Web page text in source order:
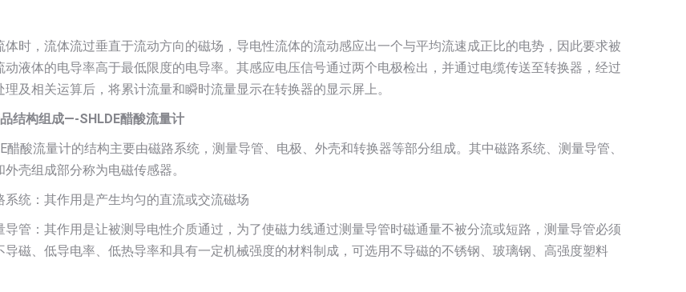
体时，流体流过垂直于流动方向的磁场，导电性流体的流动感应出一个与平均流速成正比的电势，因此要求被
动液体的电导率高于最低限度的电导率。其感应电压信号通过两个电极检出，并通过电缆传送至转换器，经过
理及相关运算后，将累计流量和瞬时流量显示在转换器的显示屏上。
结构组成—-SHLDE醋酸流量计
醋酸流量计的结构主要由磁路系统，测量导管、电极、外壳和转换器等部分组成。其中磁路系统、测量导管、
外壳组成部分称为电磁传感器。
统：其作用是产生均匀的直流或交流磁场
管：其作用是让被测导电性介质通过，为了使磁力线通过测量导管时磁通量不被分流或短路，测量导管必须
导磁、低导电率、低热导率和具有一定机械强度的材料制成，可选用不导磁的不锈钢、玻璃钢、高强度塑料